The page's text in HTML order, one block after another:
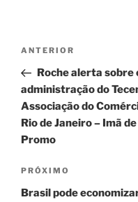
Navegação
Post
Post
anterior
ANTERIOR
Roche alerta sobre
administração do
Associação do
Rio de Janeiro – Imã
Promo
Próximo
post
PRÓXIMO
Brasil pode